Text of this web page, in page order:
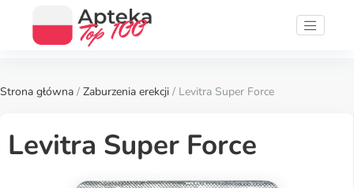
Strona główna / Zaburzenia erekcji / Levitra Super Force
Levitra Super Force